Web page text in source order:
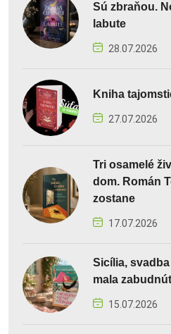
Sú zbraňou.
labute
28.07.2026
Kniha
27.07.2026
Tri osamelé
dom. Román
zostane
17.07.2026
Sicília,
mala
15.07.2026